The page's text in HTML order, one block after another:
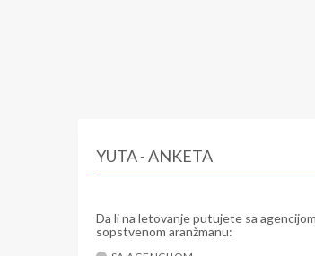
YUTA - ANKETA
Da li na letovanje putujete sa
sopstvenom aranžmanu: